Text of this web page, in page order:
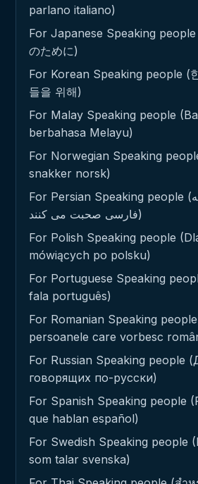
parlano italiano)
For Japanese Speaking people
のために)
For Korean Speaking people (
들을 위해)
For Malay Speaking people
berbahasa Melayu)
For Norwegian Speaking
snakker norsk)
For Persian Speaking people (برای افرادی که
فارسی صحبت می کنند)
For Polish Speaking people
mówiących po polsku)
For Portuguese Speaking
fala português)
For Romanian Speaking
persoanele care vorbesc
For Russian Speaking people
говорящих по-русски)
For Spanish Speaking people
que hablan español)
For Swedish Speaking people
som talar svenska)